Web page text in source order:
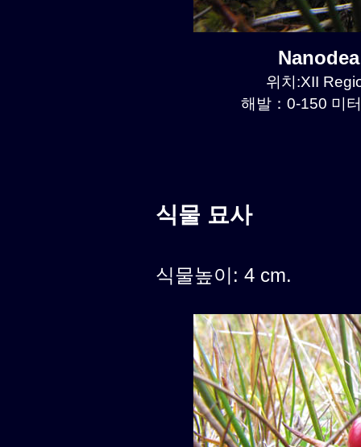
위치:XII
해발：0-150 미
식물 묘사
식물높이: 4 cm.